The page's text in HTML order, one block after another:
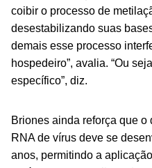
coibir o processo de
desestabilizando suas
demais esse processo
hospedeiro”, avalia. “Ou
específico”, diz.
Briones ainda reforça que
RNA de vírus deve se
anos, permitindo a